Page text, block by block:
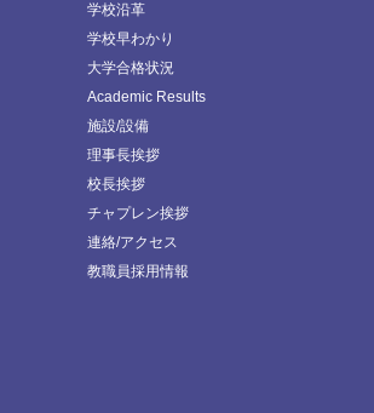
学校沿革
学校早わかり
大学合格状況
Academic Results
施設/設備
理事長挨拶
校長挨拶
チャプレン挨拶
連絡/アクセス
教職員採用情報